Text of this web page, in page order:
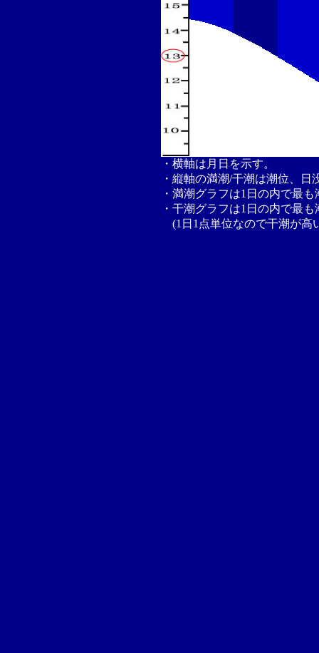
・横軸は月日を示す。
・縦軸の満潮/干潮は潮位、
・満潮グラフは1日の内で最
・干潮グラフは1日の内で最
(1日1点単位なので干潮が高